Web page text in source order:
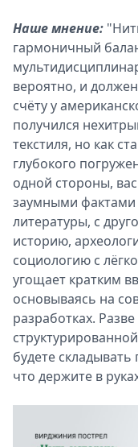
Наше мнение:
гармоничный
вероятно, и
счёту у
получился
текстиля, но как
глубокого
одной стороны,
заумными фактами
литературы, с
историю,
социологию с
угощает кратким
основываясь на
разработках.
будете
что держите в